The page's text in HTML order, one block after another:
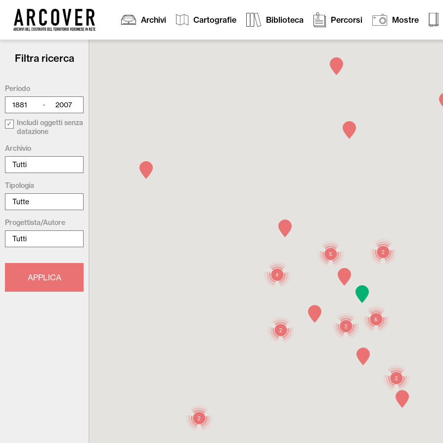
Archivi Cartografie Biblioteca Percorsi Mostre
5
2
2
6
2
2
2
4
Filtra ricerca
Periodo
-
Includi oggetti senza
datazione
Archivio
Tipologia
Progettista/Autore